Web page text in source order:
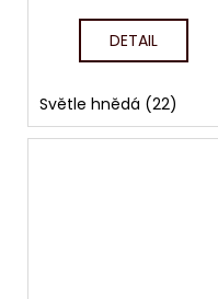
DETAIL
Světle hnědá (22)